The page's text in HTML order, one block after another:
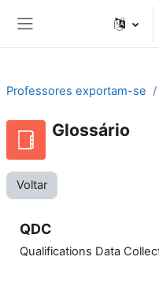
Professores exportam-se
Glossário
Voltar
QDC
Qualifications Data